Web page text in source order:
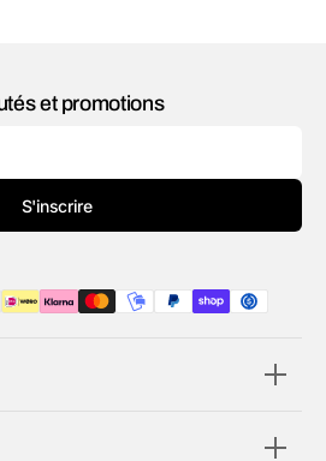
et promotions
S'inscrire